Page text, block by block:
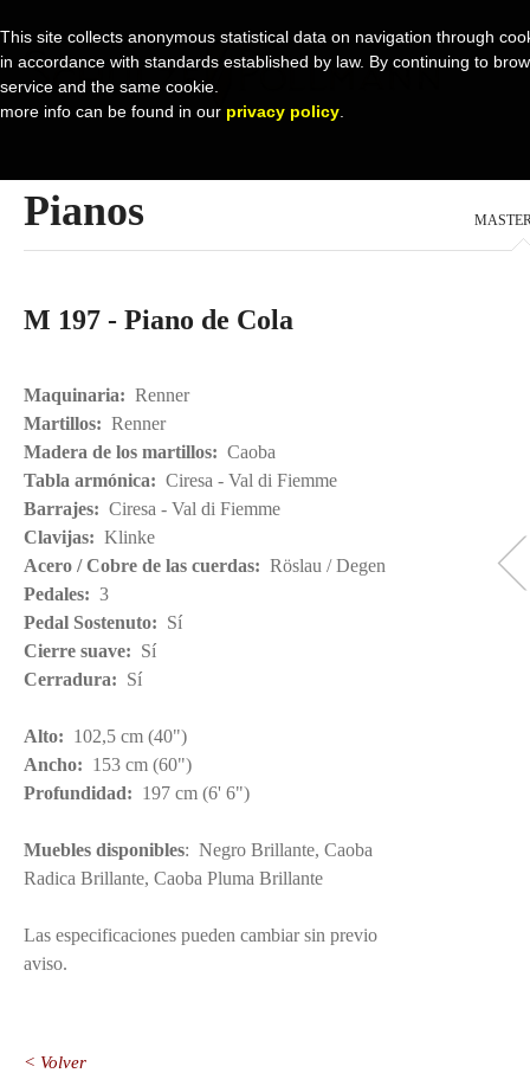
Pianos
M 197 - Piano de Cola
Maquinaria: Renner
Martillos: Renner
Madera de los martillos: Caoba
Tabla armónica: Ciresa - Val di Fiemme
Barrajes: Ciresa - Val di Fiemme
Clavijas: Klinke
Acero / Cobre de las cuerdas: Röslau / Degen
Pedales: 3
Pedal Sostenuto: Sí
Cierre suave: Sí
Cerradura: Sí
Alto: 102,5 cm (40")
Ancho: 153 cm (60")
Profundidad: 197 cm (6' 6")
Muebles disponibles: Negro Brillante, Caoba
Radica Brillante, Caoba Pluma Brillante
Las especificaciones pueden cambiar sin previo
aviso.
< Volver
This site collects anonymous statistical data on navigation through
in accordance with standards established by law. By continuing to
service and the same cookie.
more info can be found in our privacy policy